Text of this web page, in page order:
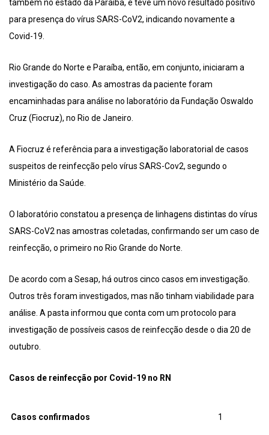
também no estado da Paraíba, e teve um novo resultado positivo
para presença do vírus SARS-CoV2, indicando novamente a
Covid-19.
Rio Grande do Norte e Paraíba, então, em conjunto, iniciaram a
investigação do caso. As amostras da paciente foram
encaminhadas para análise no laboratório da Fundação Oswaldo
Cruz (Fiocruz), no Rio de Janeiro.
A Fiocruz é referência para a investigação laboratorial de casos
suspeitos de reinfecção pelo vírus SARS-Cov2, segundo o
Ministério da Saúde.
O laboratório constatou a presença de linhagens distintas do vírus
SARS-CoV2 nas amostras coletadas, confirmando ser um caso de
reinfecção, o primeiro no Rio Grande do Norte.
De acordo com a Sesap, há outros cinco casos em investigação.
Outros três foram investigados, mas não tinham viabilidade para
análise. A pasta informou que conta com um protocolo para
investigação de possíveis casos de reinfecção desde o dia 20 de
outubro.
Casos de reinfecção por Covid-19 no RN
Casos confirmados 1